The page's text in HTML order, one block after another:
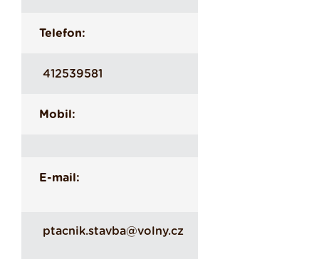
Telefon:
412539581
Mobil:
E-mail:
ptacnik.stavba@volny.cz